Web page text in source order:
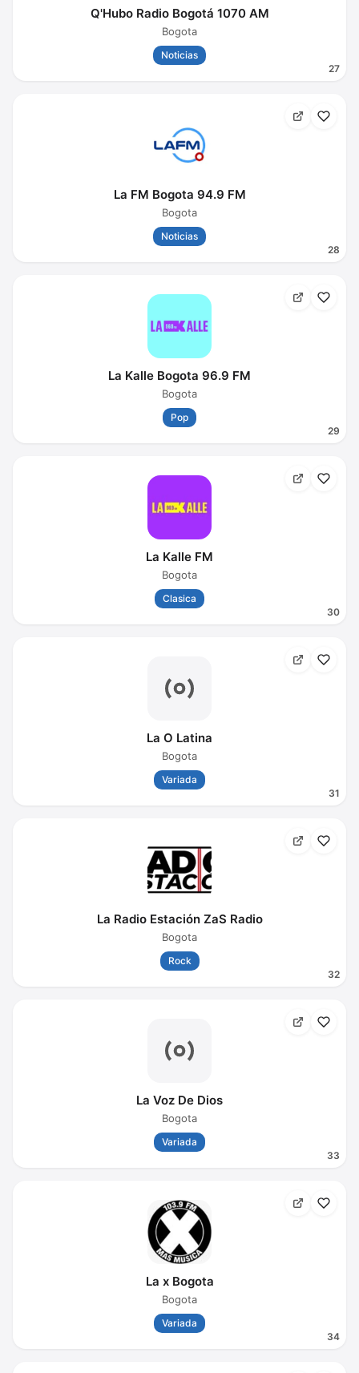
27
Q'Hubo Radio Bogotá 1070 AM
Bogota
Noticias
28
La FM Bogota 94.9 FM
Bogota
Noticias
29
La Kalle Bogota 96.9 FM
Bogota
Pop
30
La Kalle FM
Bogota
Clasica
31
La O Latina
Bogota
Variada
32
La Radio Estación ZaS Radio
Bogota
Rock
33
La Voz De Dios
Bogota
Variada
34
La x Bogota
Bogota
Variada